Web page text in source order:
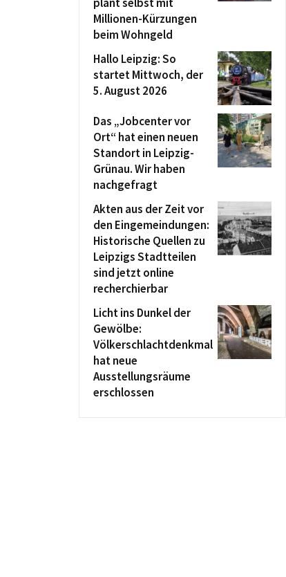
Millionen-Kürzungen
beim Wohngeld
Hallo Leipzig: So
startet Mittwoch, der
5. August 2026
Das „Jobcenter vor
Ort“ hat einen neuen
Standort in Leipzig-
Grünau. Wir haben
nachgefragt
Akten aus der Zeit vor
den Eingemeindungen:
Historische Quellen zu
Leipzigs Stadtteilen
sind jetzt online
recherchierbar
Licht ins Dunkel der
Gewölbe:
Völkerschlachtdenkmal
hat neue
Ausstellungsräume
erschlossen